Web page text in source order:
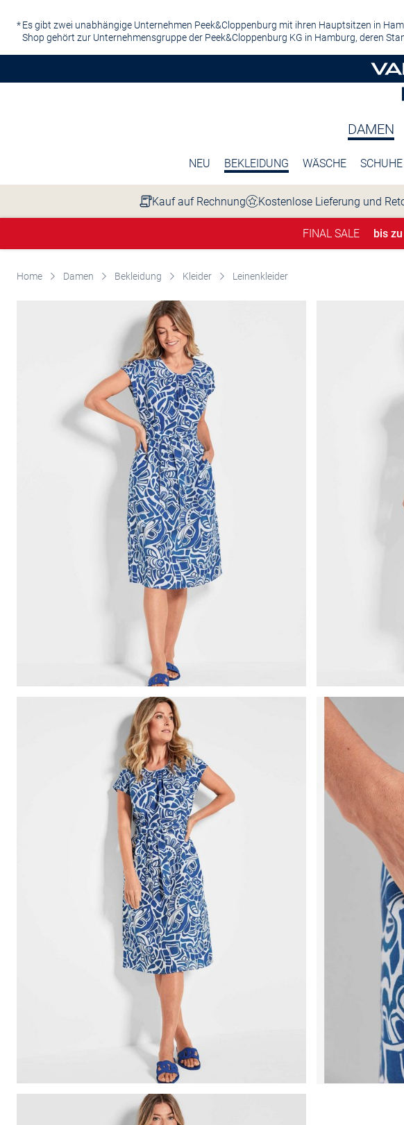
Es gibt zwei unabhängige Unternehmen Peek&Cloppenburg mit ihren Hauptsitzen in
Shop gehört zur Unternehmensgruppe der Peek&Cloppenburg KG in Hamburg, deren
DAMEN
NEU BEKLEIDUNG WÄSCHE SCHUHE
Kauf auf Rechnung Kostenlose Lieferung und
FINAL SALE bis
Home Damen Bekleidung Kleider Leinenkleider